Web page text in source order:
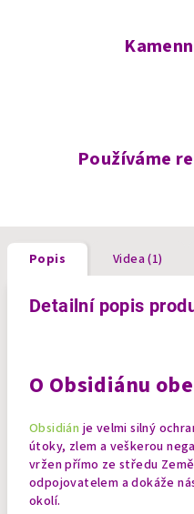
Používáme
Popis Videa (1)
Detailní popis
O Obsidiánu
Obsidián je velmi silný
útoky, zlem a veškerou
vržen přímo ze středu
odpojovatelem a dokáže
okolí.